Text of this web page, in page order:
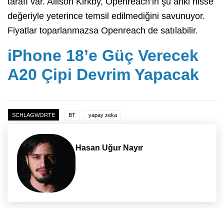
değeriyle yeterince temsil edilmediğini savunuyor.
Fiyatlar toparlanmazsa Openreach de satılabilir.
iPhone 18’e Güç Verecek
A20 Çipi Devrim Yapacak
SCHLAGWORTE BT yapay zeka
Hasan Uğur Nayır